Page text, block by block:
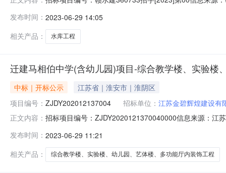
求:;保证金金额:0.00元,投标文件递交时间:未上传,投标人
发布时间： 2023-06-29 14:05
相关产品：
水库工程
迁建马相伯中学(含幼儿园)项目-综合教学楼、实验
中标｜开标公示
江苏省｜淮安市｜淮阴区
项目编号： ZJDY202012137004 招标单位： 江苏金碧辉煌建设有
正文内容： 招标项目编号：ZJDY2020121370040000信息来源：江
价:17417599.99元/%;工期:170日历天;质量要求:合格;保
发布时间： 2023-06-29 11:21
相关产品：
综合教学楼、实验楼、幼儿园、艺体楼、多功能厅内装饰工程